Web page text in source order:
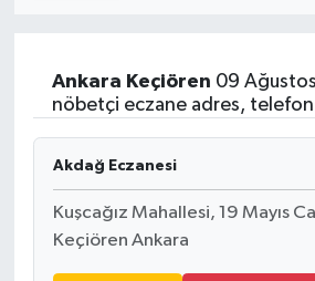
Ankara Keçiören 09
nöbetçi eczane adres, telefon
Akdağ Eczanesi
Kuşcağız Mahallesi, 19 Mayıs
Keçiören Ankara